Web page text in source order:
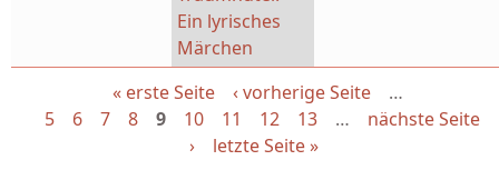
Ein lyrisches
Märchen
« erste Seite ‹ vorherige Seite
…
5
6 7 8 9 10 11 12 13 …
nächste Seite
›
letzte Seite »